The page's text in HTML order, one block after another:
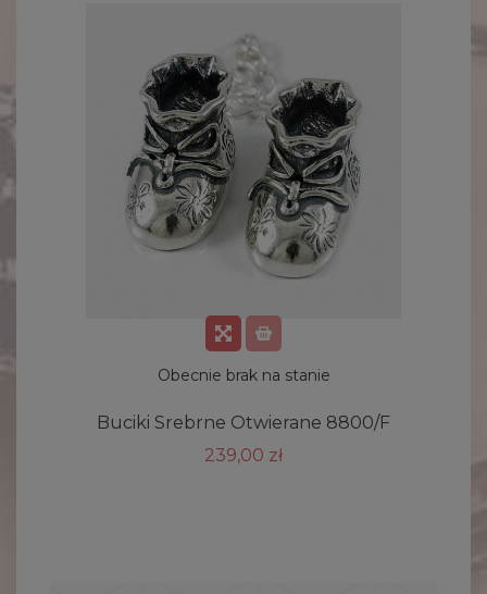
Obecnie brak na stanie
Buciki Srebrne Otwierane 8800/F
239,00 zł